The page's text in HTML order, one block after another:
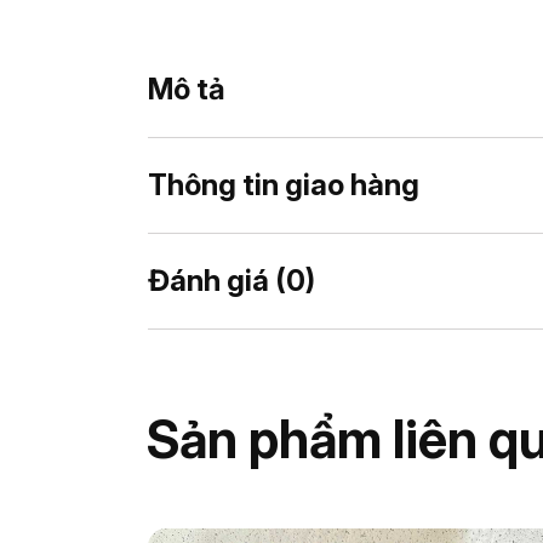
Mô tả
Thông tin giao hàng
Đánh giá (0)
Sản phẩm liên